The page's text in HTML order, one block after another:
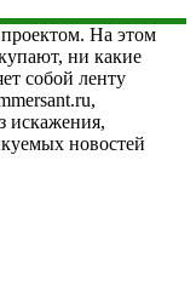
На этом
ни какие
собой ленту
искажения,
новостей